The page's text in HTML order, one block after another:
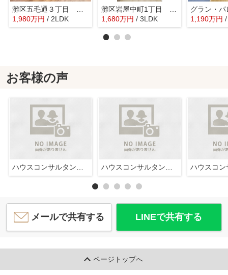
1,980万円 / 2LDK
1,680万円 / 3LDK
グラン・パ
1,190万円
お客様の声
メールで共有する LINEで共有する
ページトップへ